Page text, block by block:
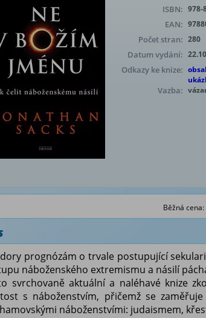
ISBN: 978-
EAN:
Počet stran: 280
Datum vydání:
Odkazy ke knize:
Vazba:
Běžná cena:
prognózám o trvale postupující
náboženského extremismu a násilí
svrchovaně aktuální a naléhavé knize
s náboženstvím, přičemž se
náboženstvími: judaismem,